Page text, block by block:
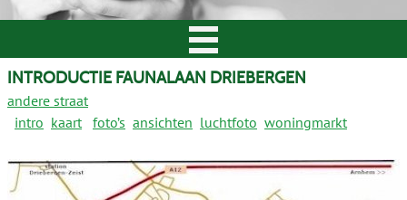
INTRODUCTIE FAUNALAAN DRIEBERGEN
andere straat
intro kaart foto’s ansichten luchtfoto woningmarkt